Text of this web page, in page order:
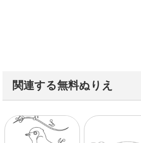
関連する無料ぬりえ